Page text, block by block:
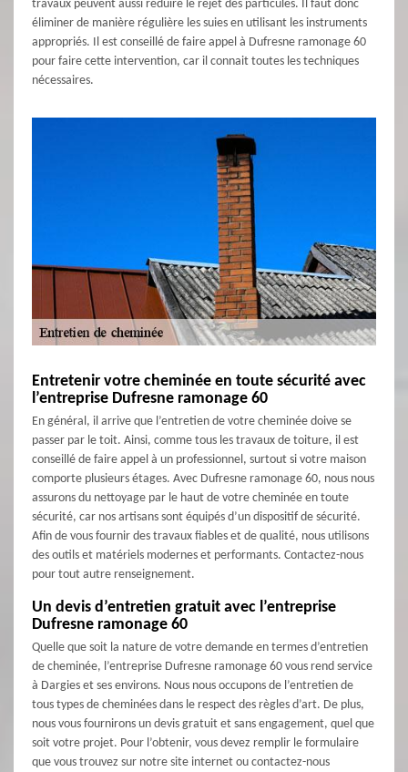
travaux peuvent aussi réduire le rejet des particules. Il faut donc
éliminer de manière régulière les suies en utilisant les instruments
appropriés. Il est conseillé de faire appel à Dufresne ramonage 60
pour faire cette intervention, car il connait toutes les techniques
nécessaires.
Entretenir votre cheminée en toute sécurité avec
l’entreprise Dufresne ramonage 60
En général, il arrive que l’entretien de votre cheminée doive se
passer par le toit. Ainsi, comme tous les travaux de toiture, il est
conseillé de faire appel à un professionnel, surtout si votre maison
comporte plusieurs étages. Avec Dufresne ramonage 60, nous nous
assurons du nettoyage par le haut de votre cheminée en toute
sécurité, car nos artisans sont équipés d’un dispositif de sécurité.
Afin de vous fournir des travaux fiables et de qualité, nous utilisons
des outils et matériels modernes et performants. Contactez-nous
pour tout autre renseignement.
Un devis d’entretien gratuit avec l’entreprise
Dufresne ramonage 60
Quelle que soit la nature de votre demande en termes d’entretien
de cheminée, l’entreprise Dufresne ramonage 60 vous rend service
à Dargies et ses environs. Nous nous occupons de l’entretien de
tous types de cheminées dans le respect des règles d’art. De plus,
nous vous fournirons un devis gratuit et sans engagement, quel que
soit votre projet. Pour l’obtenir, vous devez remplir le formulaire
que vous trouvez sur notre site internet ou contactez-nous